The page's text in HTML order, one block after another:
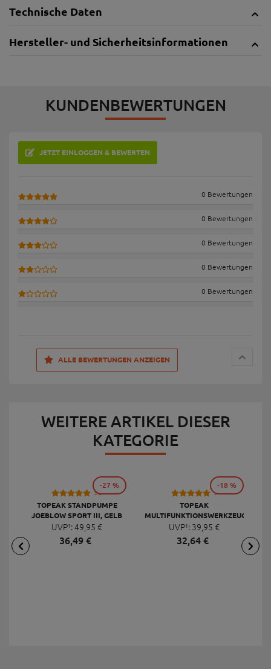
Technische Daten
Hersteller- und Sicherheitsinformationen
KUNDENBEWERTUNGEN
JETZT EINLOGGEN & BEWERTEN
0 Bewertungen
0 Bewertungen
0 Bewertungen
0 Bewertungen
0 Bewertungen
ALLE BEWERTUNGEN ANZEIGEN
WEITERE ARTIKEL DIESER
KATEGORIE
53
TOPEAK STANDPUMPE
JOEBLOW SPORT III, GELB
UVP¹:49,95 €
36,49€
-27 %
9
TOPEAK
MULTIFUNKTIONSWERKZEUG
MINI 20 PRO
UVP¹: 39,95 €
32,64€
-18 %